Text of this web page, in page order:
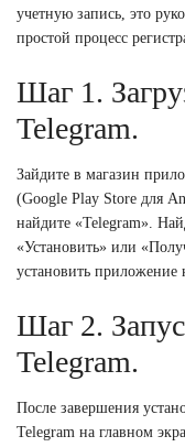
учетную запись, это
простой процесс
Шаг 1.
Telegram.
Зайдите в магазин
(Google Play Store для
найдите «Telegram».
«Установить» или
установить приложение
Шаг 2.
Telegram.
После завершения
Telegram на главном